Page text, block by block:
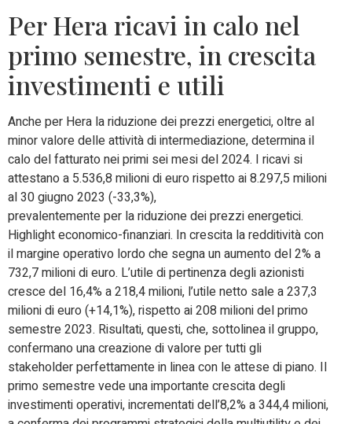
Per Hera ricavi in calo nel
primo semestre, in crescita
investimenti e utili
Anche per Hera la riduzione dei prezzi energetici, oltre al
minor valore delle attività di intermediazione, determina il
calo del fatturato nei primi sei mesi del 2024. I ricavi si
attestano a 5.536,8 milioni di euro rispetto ai 8.297,5 milioni
al 30 giugno 2023 (-33,3%),
prevalentemente per la riduzione dei prezzi energetici.
Highlight economico-finanziari. In crescita la redditività con
il margine operativo lordo che segna un aumento del 2% a
732,7 milioni di euro. L’utile di pertinenza degli azionisti
cresce del 16,4% a 218,4 milioni, l’utile netto sale a 237,3
milioni di euro (+14,1%), rispetto ai 208 milioni del primo
semestre 2023. Risultati, questi, che, sottolinea il gruppo,
confermano una creazione di valore per tutti gli
stakeholder perfettamente in linea con le attese di piano. Il
primo semestre vede una importante crescita degli
investimenti operativi, incrementati dell’8,2% a 344,4 milioni,